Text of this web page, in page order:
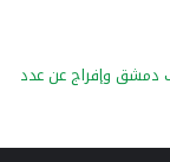
دمشق وإفراج عن عدد